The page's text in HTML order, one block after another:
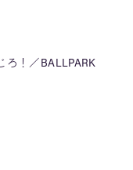
！／BALLPARK